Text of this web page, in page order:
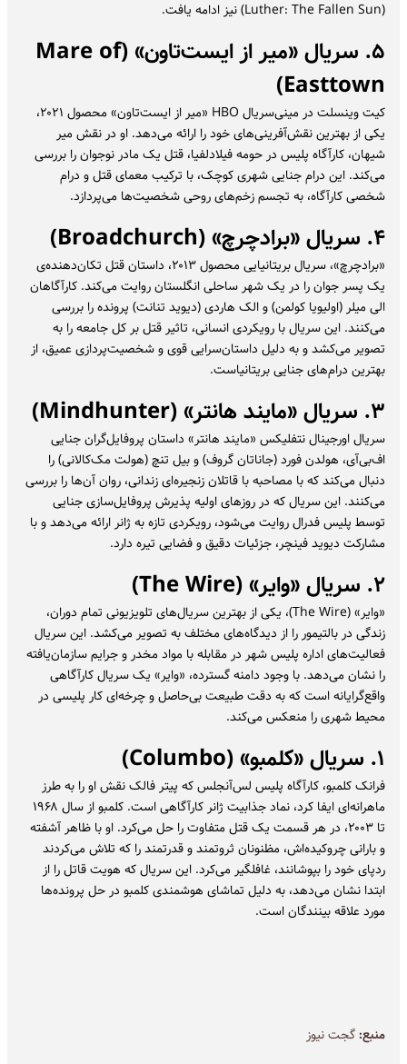
(Luther: The Fallen Sun) نیز ادامه یافت.
۵. سریال «میر از ایست‌تاون» (Mare of
Easttown)
کیت وینسلت در مینی‌سریال HBO «میر از ایست‌تاون» محصول ۲۰۲۱،
یکی از بهترین نقش‌آفرینی‌های خود را ارائه می‌دهد. او در نقش میر
شیهان، کارآگاه پلیس در حومه فیلادلفیا، قتل یک مادر نوجوان را بررسی
می‌کند. این درام جنایی شهری کوچک، با ترکیب معمای قتل و درام
شخصی کارآگاه، به تجسم زخم‌های روحی شخصیت‌ها می‌پردازد.
۴. سریال «برادچرچ» (Broadchurch)
«برادچرچ»، سریال بریتانیایی محصول ۲۰۱۳، داستان قتل تکان‌دهنده‌ی
یک پسر جوان را در یک شهر ساحلی انگلستان روایت می‌کند. کارآگاهان
الی میلر (اولیویا کولمن) و الک هاردی (دیوید تنانت) پرونده را بررسی
می‌کنند. این سریال با رویکردی انسانی، تاثیر قتل بر کل جامعه را به
تصویر می‌کشد و به دلیل داستان‌سرایی قوی و شخصیت‌پردازی عمیق، از
بهترین درام‌های جنایی بریتانیاست.
۳. سریال «مایند هانتر» (Mindhunter)
سریال اورجینال نتفلیکس «مایند هانتر» داستان پروفایل‌گران جنایی
اف‌بی‌آی، هولدن فورد (جاناتان گروف) و بیل تنچ (هولت مک‌کالانی) را
دنبال می‌کند که با مصاحبه با قاتلان زنجیره‌ای زندانی، روان آن‌ها را بررسی
می‌کنند. این سریال که در روزهای اولیه پذیرش پروفایل‌سازی جنایی
توسط پلیس فدرال روایت می‌شود، رویکردی تازه به ژانر ارائه می‌دهد و با
مشارکت دیوید فینچر، جزئیات دقیق و فضایی تیره دارد.
۲. سریال «وایر» (The Wire)
«وایر» (The Wire)، یکی از بهترین سریال‌های تلویزیونی تمام دوران،
زندگی در بالتیمور را از دیدگاه‌های مختلف به تصویر می‌کشد. این سریال
فعالیت‌های اداره پلیس شهر در مقابله با مواد مخدر و جرایم سازمان‌یافته
را نشان می‌دهد. با وجود دامنه گسترده، «وایر» یک سریال کارآگاهی
واقع‌گرایانه است که به دقت طبیعت بی‌حاصل و چرخه‌ای کار پلیسی در
محیط شهری را منعکس می‌کند.
۱. سریال «کلمبو» (Columbo)
فرانک کلمبو، کارآگاه پلیس لس‌آنجلس که پیتر فالک نقش او را به طرز
ماهرانه‌ای ایفا کرد، نماد جذابیت ژانر کارآگاهی است. کلمبو از سال ۱۹۶۸
تا ۲۰۰۳، در هر قسمت یک قتل متفاوت را حل می‌کرد. او با ظاهر آشفته
و بارانی چروکیده‌اش، مظنونان ثروتمند و قدرتمند را که تلاش می‌کردند
ردپای خود را بپوشانند، غافلگیر می‌کرد. این سریال که هویت قاتل را از
ابتدا نشان می‌دهد، به دلیل تماشای هوشمندی کلمبو در حل پرونده‌ها
مورد علاقه بینندگان است.
منبع:گجت نیوز